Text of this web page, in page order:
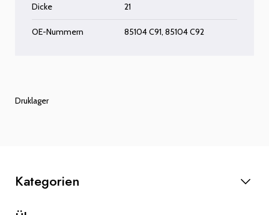
Dicke 21
OE-Nummern 85104 C91, 85104 C92
Druklager
Kategorien